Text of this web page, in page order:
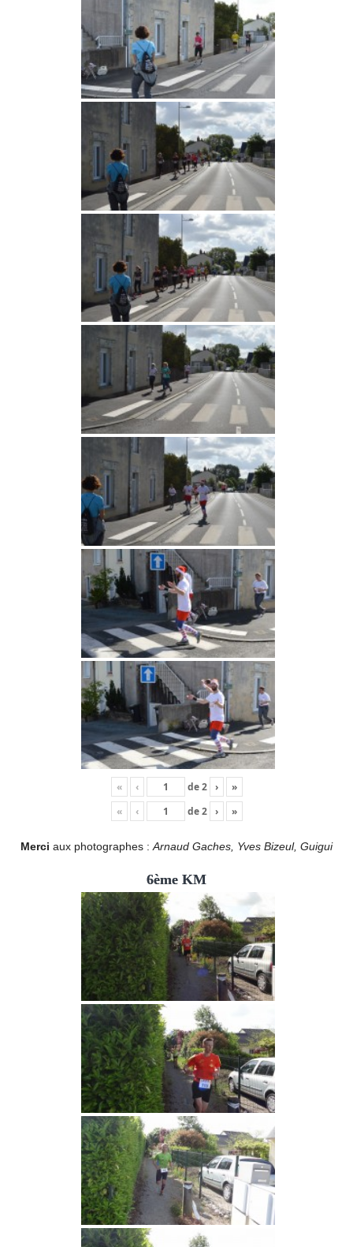
« ‹ de2 ›
»
«
‹ de2 › »
Merci aux photographes :Arnaud Gaches, Yves Bizeul, Guigui
6ème KM